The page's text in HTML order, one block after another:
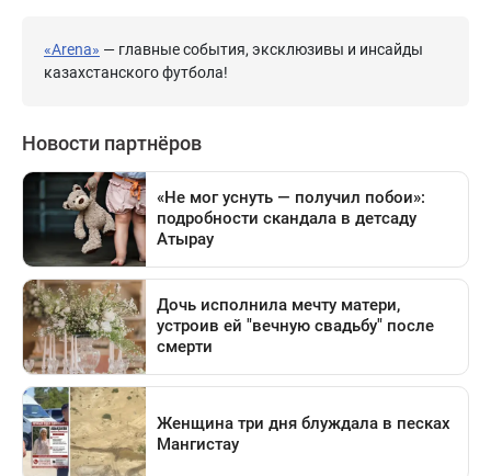
«Arena» — главные события, эксклюзивы и инсайды
казахстанского футбола!